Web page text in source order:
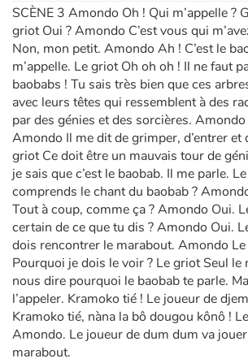
SCÈNE 3 Amondo Oh ! Qui m’appelle ?
griot Oui ? Amondo C’est vous qui
Non, mon petit. Amondo Ah ! C’est le
m’appelle. Le griot Oh oh oh ! Il ne faut
baobabs ! Tu sais très bien que ces
avec leurs têtes qui ressemblent à des
par des génies et des sorcières. Amondo
Amondo Il me dit de grimper, d’entrer et
griot Ce doit être un mauvais tour de
je sais que c’est le baobab. Il me parle.
comprends le chant du baobab ?
Tout à coup, comme ça ? Amondo Oui.
certain de ce que tu dis ? Amondo Oui.
dois rencontrer le marabout. Amondo
Pourquoi je dois le voir ? Le griot Seul le
nous dire pourquoi le baobab te parle.
l’appeler. Kramoko tié ! Le joueur de
Kramoko tié, nàna la bô dougou kônô !
Amondo. Le joueur de dum dum va jouer
marabout.